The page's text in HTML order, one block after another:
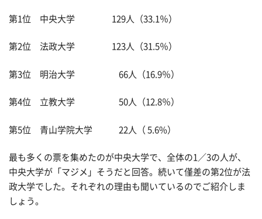
第1位 中央大学 129人（33.1％）
第2位 法政大学 123人（31.5％）
第3位 明治大学 66人（16.9％）
第4位 立教大学 50人（12.8％）
第5位 青山学院大学 22人（ 5.6%）
最も多くの票を集めたのが中央大学で、全体の1／3の人が、
中央大学が「マジメ」そうだと回答。続いて僅差の第2位が法
政大学でした。それぞれの理由も聞いているのでご紹介しま
しょう。